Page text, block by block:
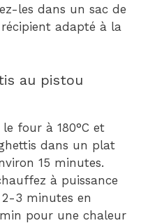
les dans un sac de
adapté à la
au pistou
four à 180°C et
dans un plat
15 minutes.
à puissance
3 minutes en
pour une chaleur